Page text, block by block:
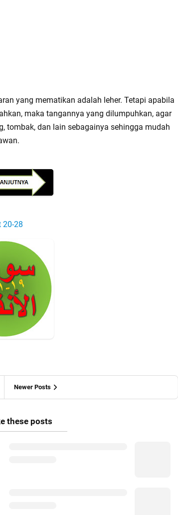
yang mematikan adalah leher. Tetapi apabila
maka tangannya yang dilumpuhkan, agar
tombak, dan lain sebagainya sehingga mudah
20-28
Newer Posts
these posts